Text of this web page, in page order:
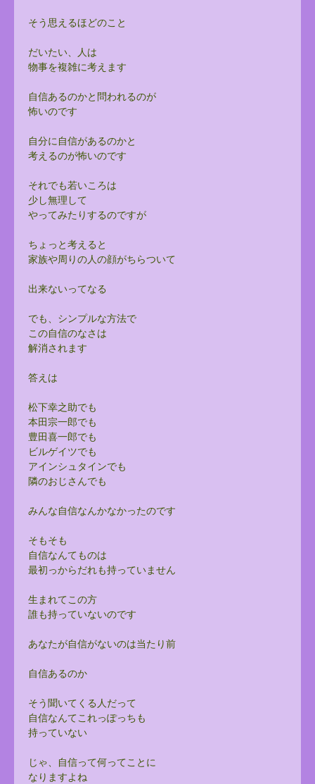
そう思えるほどのこと
だいたい、人は
物事を複雑に考えます
自信あるのかと問われるのが
怖いのです
自分に自信があるのかと
考えるのが怖いのです
それでも若いころは
少し無理して
やってみたりするのですが
ちょっと考えると
家族や周りの人の顔がちらついて
出来ないってなる
でも、シンプルな方法で
この自信のなさは
解消されます
答えは
松下幸之助でも
本田宗一郎でも
豊田喜一郎でも
ビルゲイツでも
アインシュタインでも
隣のおじさんでも
みんな自信なんかなかったのです
そもそも
自信なんてものは
最初っからだれも持っていません
生まれてこの方
誰も持っていないのです
あなたが自信がないのは当たり前
自信あるのか
そう聞いてくる人だって
自信なんてこれっぽっちも
持っていない
じゃ、自信って何ってことに
なりますよね